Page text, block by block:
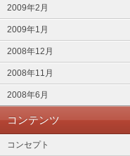
2009年2月
2009年1月
2008年12月
2008年11月
2008年6月
コンテンツ
コンセプト